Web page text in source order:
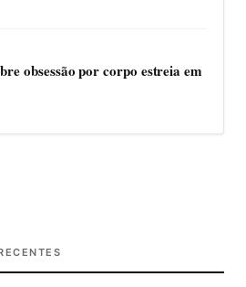
obsessão por corpo estreia em